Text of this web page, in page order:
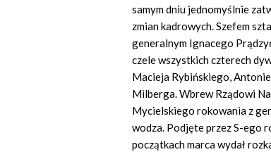
samym dniu jednomyślnie
zmian kadrowych. Szefem
generalnym Ignacego
czele wszystkich czterech
Macieja Rybińskiego,
Milberga. Wbrew Rządowi
Mycielskiego rokowania z
wodza. Podjęte przez S-ego
początkach marca wydał